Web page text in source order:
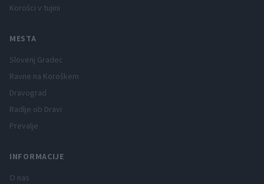
Korošci v tujini
MESTA
Slovenj Gradec
Ravne na Koroškem
Dravograd
Radlje ob Dravi
Prevalje
INFORMACIJE
O nas